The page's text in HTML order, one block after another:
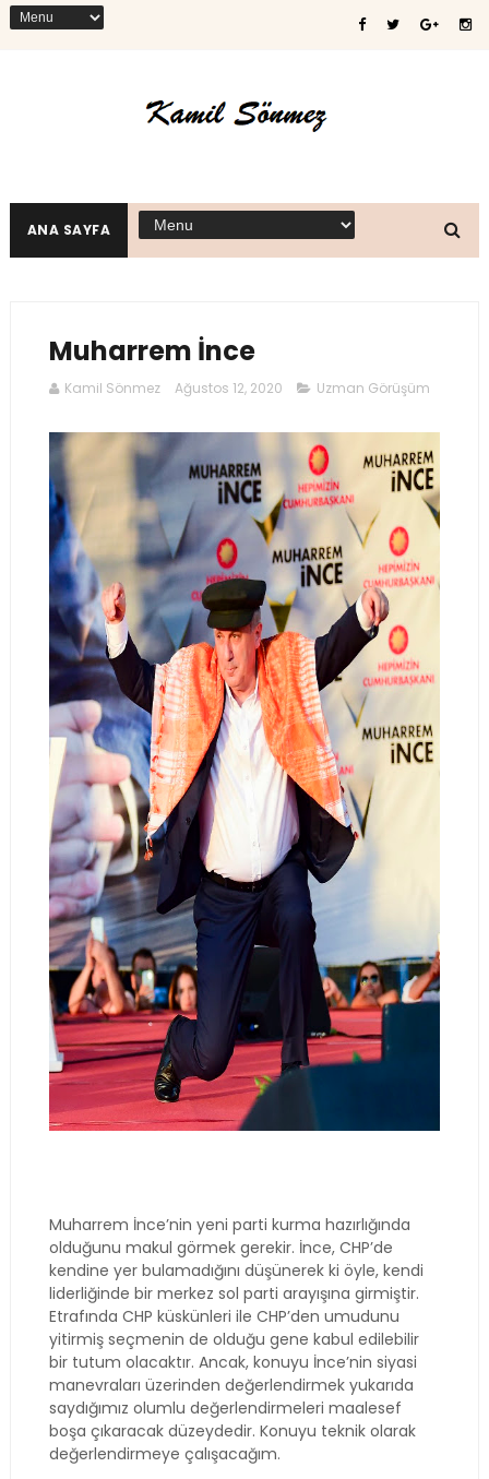
ANA SAYFA
Muharrem İnce
Kamil Sönmez Ağustos 12, 2020 Uzman Görüşüm
Muharrem İnce’nin yeni parti kurma hazırlığında
olduğunu makul görmek gerekir. İnce, CHP’de
kendine yer bulamadığını düşünerek ki öyle, kendi
liderliğinde bir merkez sol parti arayışına girmiştir.
Etrafında CHP küskünleri ile CHP’den umudunu
yitirmiş seçmenin de olduğu gene kabul edilebilir
bir tutum olacaktır. Ancak, konuyu İnce’nin siyasi
manevraları üzerinden değerlendirmek yukarıda
saydığımız olumlu değerlendirmeleri maalesef
boşa çıkaracak düzeydedir. Konuyu teknik olarak
değerlendirmeye çalışacağım.